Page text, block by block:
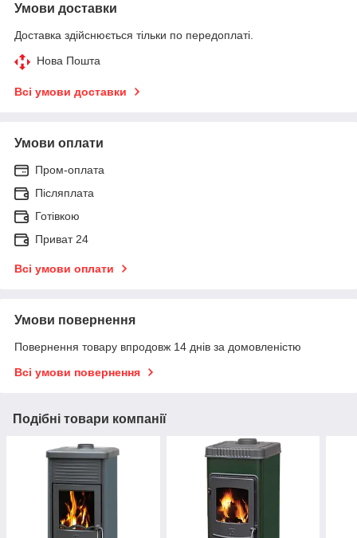
Умови доставки
Доставка здійснюється тільки по передоплаті.
Нова Пошта
Всі умови доставки
Умови оплати
Пром-оплата
Післяплата
Готівкою
Приват 24
Всі умови оплати
Умови повернення
Повернення товару впродовж 14 днів за домовленістю
Всі умови повернення
Подібні товари компанії